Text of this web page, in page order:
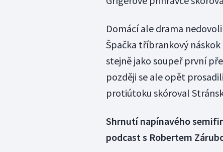
Domácí ale drama
Špačka tříbrankový
stejně jako soupeř první
později se ale opět
protiútoku skóroval
Shrnutí napínavého
podcast s Robertem